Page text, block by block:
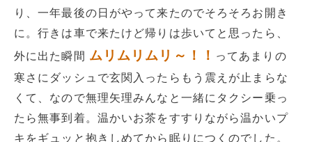
り、一年最後の日がやって来たのでそろそろお開き
に。行きは車で来たけど帰りは歩いてと思ったら、
外に出た瞬間 ムリムリムリ～！！ ってあまりの
寒さにダッシュで玄関入ったらもう震えが止まらな
くて、なので無理矢理みんなと一緒にタクシー乗っ
たら無事到着。温かいお茶をすすりながら温かいプ
キをギュッと抱きしめてから眠りにつくのでした。